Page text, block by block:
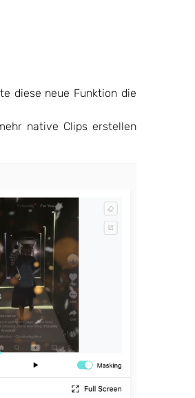
diese neue Funktion die
native Clips erstellen